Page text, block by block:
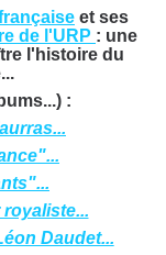
et ses
de l'URP : une
l'histoire du
:
Daudet...